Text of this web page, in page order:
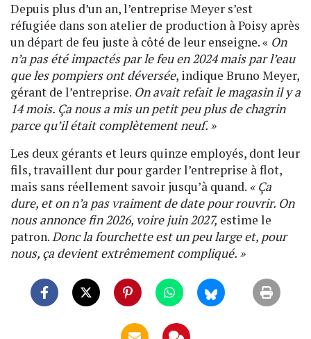
Depuis plus d’un an, l’entreprise Meyer s’est
réfugiée dans son atelier de production à Poisy après
un départ de feu juste à côté de leur enseigne. « On
n’a pas été impactés par le feu en 2024 mais par l’eau
que les pompiers ont déversée, indique Bruno Meyer,
gérant de l’entreprise. On avait refait le magasin il y a
14 mois. Ça nous a mis un petit peu plus de chagrin
parce qu’il était complètement neuf. »
Les deux gérants et leurs quinze employés, dont leur
fils, travaillent dur pour garder l’entreprise à flot,
mais sans réellement savoir jusqu’à quand. « Ça
dure, et on n’a pas vraiment de date pour rouvrir. On
nous annonce fin 2026, voire juin 2027, estime le
patron.Donc la fourchette est un peu large et, pour
nous, ça devient extrêmement compliqué. »